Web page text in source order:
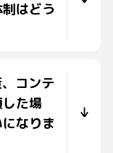
はどう
コンテ
た場
なりま